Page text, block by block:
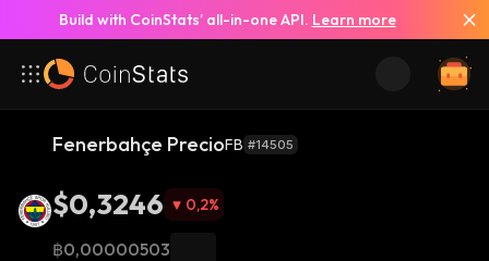
Build with CoinStats’ all-in-one API. Learn more
Fenerbahçe PrecioFB #14505
$0,3246 0,2%
฿0,00000503